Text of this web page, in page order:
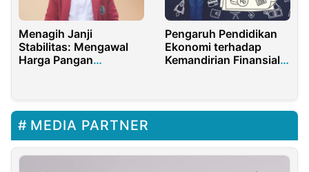
Menagih Janji
Stabilitas: Mengawal
Harga Pangan
Pengaruh Pendidikan
Ekonomi terhadap
Kemandirian Finansial
MEDIA PARTNER